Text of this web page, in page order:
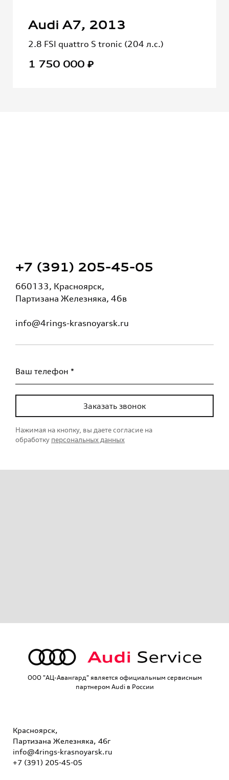
Audi A7, 2013
2.8 FSI quattro S tronic (204 л.с.)
1 750 000 ₽
+7 (391) 205-45-05
660133, Красноярск,
Партизана Железняка, 46в
info@4rings-krasnoyarsk.ru
Ваш телефон *
Заказать звонок
Нажимая на кнопку, вы даете согласие на
обработку персональных данных
OOO "АЦ-Авангард" является официальным сервисным
партнером Audi в России
Красноярск,
Партизана Железняка, 46г
info@4rings-krasnoyarsk.ru
+7 (391) 205-45-05